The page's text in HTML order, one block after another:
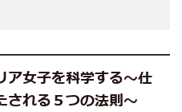
ア女子を科学する〜仕
される５つの法則〜